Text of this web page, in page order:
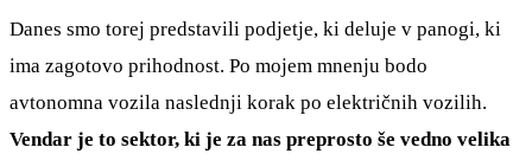
Danes smo torej predstavili podjetje, ki deluje v panogi, ki
ima zagotovo prihodnost. Po mojem mnenju bodo
avtonomna vozila naslednji korak po električnih vozilih.
Vendar je to sektor, ki je za nas preprosto še vedno velika